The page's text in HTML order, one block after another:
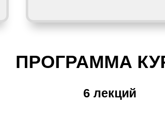
6 лекций
ПРОГРАММА